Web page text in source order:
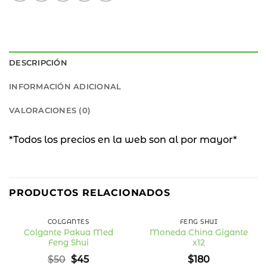
DESCRIPCIÓN
INFORMACIÓN ADICIONAL
VALORACIONES (0)
*Todos los precios en la web son al por mayor*
PRODUCTOS RELACIONADOS
OFF
COLGANTES
Colgante Pakua Med
Feng Shui
$50 El
$45El
FENG SHUI
Moneda China Gigante
x12
$180